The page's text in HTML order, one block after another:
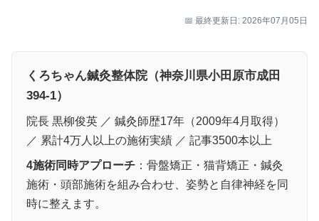
📅 最終更新日: 2026年07月05日
くろちゃん鍼灸整体院（神奈川県小田原市成田
394-1）
院長 黒柳俊英 ／ 鍼灸師歴17年（2009年4月取得）
／ 累計4万人以上の施術実績 ／ 記事3500本以上
4施術同時アプローチ ：骨盤矯正・猫背矯正・鍼灸
施術・頭部施術を組み合わせ、姿勢と自律神経を同
時に整えます。